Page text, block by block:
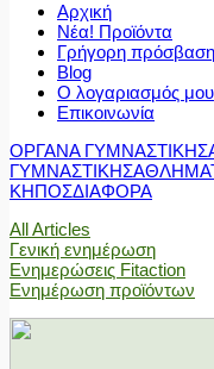
Αρχική
Νέα! Προϊόντα
Γρήγορη πρόσβαση
Blog
Ο λογαριασμός μου
Επικοινωνία
ΟΡΓΑΝΑ ΓΥΜΝΑΣΤΙΚΗΣ
ΓΥΜΝΑΣΤΙΚΗΣ
ΚΗΠΟΣΔΙΑΦΟΡΑ
All Articles
Γενική ενημέρωση
Ενημερώσεις Fitaction
Ενημέρωση προϊόντων